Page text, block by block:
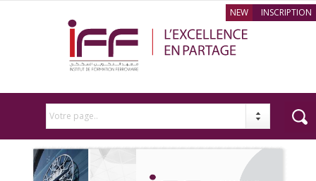
INSCRIPTION
Votre page..